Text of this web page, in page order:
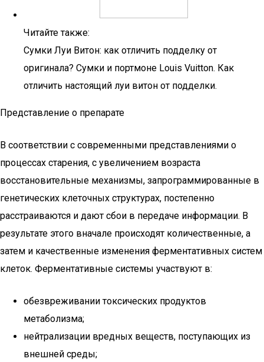
Читайте также:
Сумки Луи Витон: как отличить подделку от
оригинала? Сумки и портмоне Louis Vuitton. Как
отличить настоящий луи витон от подделки.
Представление о препарате
В соответствии с современными представлениями о
процессах старения, с увеличением возраста
восстановительные механизмы, запрограммированные в
генетических клеточных структурах, постепенно
расстраиваются и дают сбои в передаче информации. В
результате этого вначале происходят количественные, а
затем и качественные изменения ферментативных систем
клеток. Ферментативные системы участвуют в:
обезвреживании токсических продуктов
метаболизма;
нейтрализации вредных веществ, поступающих из
внешней среды;